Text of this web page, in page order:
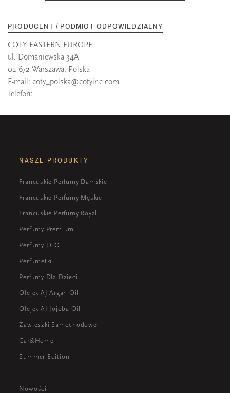
PRODUCENT / PODMIOT ODPOWIEDZIALNY
COTY EASTERN EUROPE
ul. Domaniewska 34A
02-672 Warszawa, Polska
E-mail: coty_polska@cotyinc.com
Telefon:
NASZE PRODUKTY
Francuskie Perfumy Damskie
Francuskie Perfumy Męskie
Francuskie Perfumy Royal
Perfumy Premium
Perfumy ECO
Perfumetki
Perfumy Dla Dzieci
Olejek AJ Argan Oil
Olejek AJ Jojoba Oil
Zawieszki Samochodowe
Car&Home
Summer Edition
Nowości